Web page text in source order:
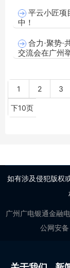
平云小匠项
中！
合力·聚势·
交流会在广州
1 2 3
下10页
如有涉及侵犯版权
广州广电银通金融
公网安备